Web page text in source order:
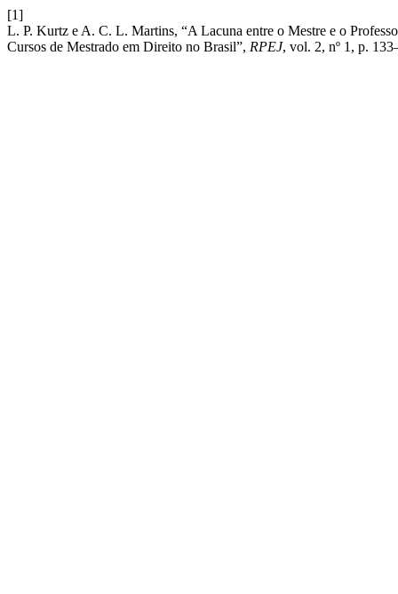
[1]
L. P. Kurtz e A. C. L. Martins, “A Lacuna entre o Mestre e o
Cursos de Mestrado em Direito no Brasil”, RPEJ, vol. 2, nº 1, p.